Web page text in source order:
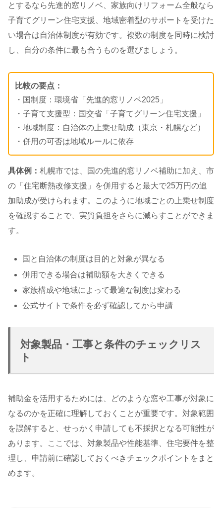
とするなら先進的窓リノベ、家族向けリフォーム全般なら
子育てグリーン住宅支援、地域密着型のサポートを受けた
い場合は自治体制度が有効です。複数の制度を同時に検討
し、自分の条件に最も合うものを選びましょう。
比較の要点：
・国制度：環境省「先進的窓リノベ2025」
・子育て支援型：国交省「子育てグリーン住宅支援」
・地域制度：自治体の上乗せ助成（東京・札幌など）
・併用の可否は地域ルールに依存
具体例： 札幌市では、国の先進的窓リノベ補助に加え、市
の「住宅断熱改修支援」を併用すると最大で25万円の追
加助成が受けられます。このように地域ごとの上乗せ制度
を確認することで、実質負担をさらに減らすことができま
す。
国と自治体の制度は目的と対象が異なる
併用できる場合は補助額を大きくできる
家族構成や地域によって最適な制度は変わる
公式サイトで条件を必ず確認してから申請
対象製品・工事と条件のチェックリス
ト
補助金を活用するためには、どのような窓や工事が対象に
なるのかを正確に理解しておくことが重要です。対象範囲
を誤解すると、せっかく申請しても不採択となる可能性が
あります。ここでは、対象製品や性能基準、住宅要件を整
理し、申請前に確認しておくべきチェックポイントをまと
めます。